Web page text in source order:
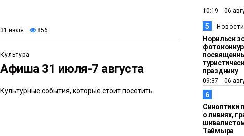
31 июля 856
Культура
Афиша 31 июля-7 августа
Культурные события, которые стоит посетить
10:19 06
5 Новости
Норильск
празднику
09:37 06
6
Синоптики
о ливнях,
Таймыра